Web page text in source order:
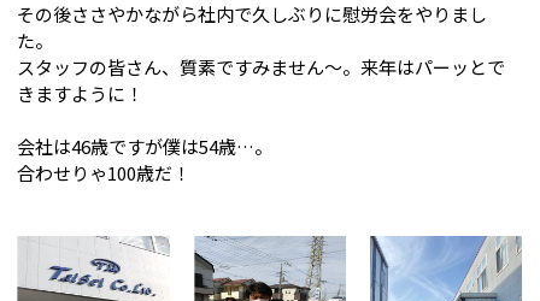
その後ささやかながら社内で久しぶりに慰労会をやりまし
た。
スタッフの皆さん、質素ですみません～。来年はパーッとで
きますように！
会社は46歳ですが僕は54歳…。
合わせりゃ100歳だ！